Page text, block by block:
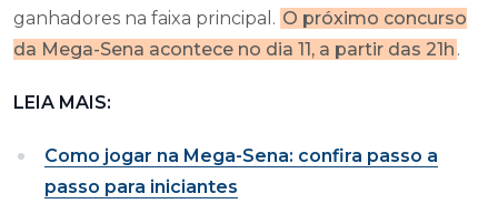
ganhadores na faixa principal. O próximo concurso
da Mega-Sena acontece no dia 11, a partir das 21h .
LEIA MAIS:
Como jogar na Mega-Sena: confira passo a
passo para iniciantes